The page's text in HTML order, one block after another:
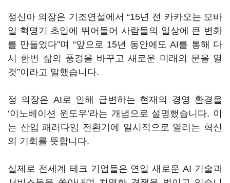
정신아 의장은 기조연설에서 “15년 전 카카오는 모바
일 혁명기 초입에 뛰어들어 사람들의 일상에 큰 변화
를 만들었다”며 “앞으로 15년 동안에도 AI를 통해 다
시 한번 삶의 풍경을 바꾸고 새로운 미래의 문을 열
것”이라고 말했습니다.
정 의장은 AI로 인해 급변하는 현재의 경영 환경을
‘이노베이션 윈도우’라는 개념으로 설명했습니다. 이
는 산업 패러다임 전환기에 일시적으로 열리는 혁신
의 기회를 뜻합니다.
실제로 전세계 테크 기업들은 연일 새로운 AI 기술과